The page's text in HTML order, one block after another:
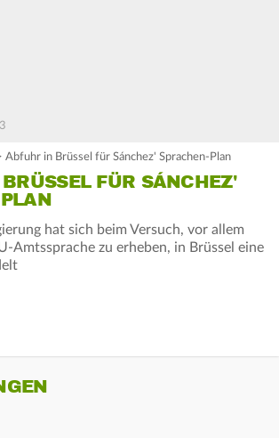
Abfuhr in Brüssel für Sánchez' Sprachen-Plan
FÜR SÁNCHEZ'
hat sich beim Versuch, vor allem
Amtssprache zu erheben, in Brüssel eine